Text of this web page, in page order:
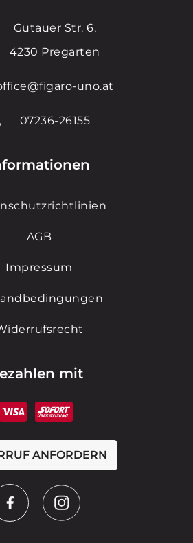
Gutauer Str. 6,
4230 Pregarten
uno.at
07236-26155
AGB
Impressum
mit
ANFORDERN